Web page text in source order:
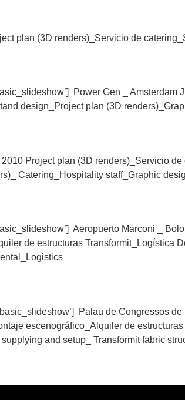
plan (3D renders)_Servicio de
Power Gen _
design_Project plan (3D
Project plan (3D renders)_Servicio
Catering_Hospitality staff_Graphic
Aeropuerto Marconi _
de estructuras Transformit_Logística
Palau de Congressos
escenográfico_Alquiler de
and setup_ Transformit fabric